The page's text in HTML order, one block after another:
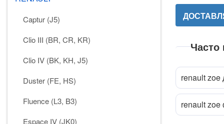
Captur (J5)
Clio III (BR, CR, KR)
Clio IV (BK, KH, J5)
Duster (FE, HS)
Fluence (L3, B3)
Espace IV (JK0)
attach_file
renault zoe
renault